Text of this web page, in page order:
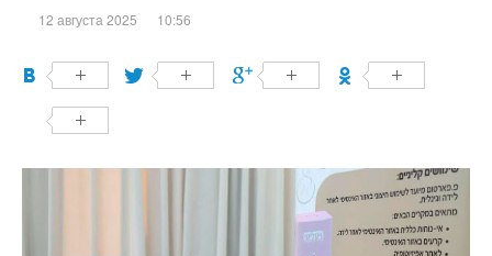
12 августа 2025 10:56